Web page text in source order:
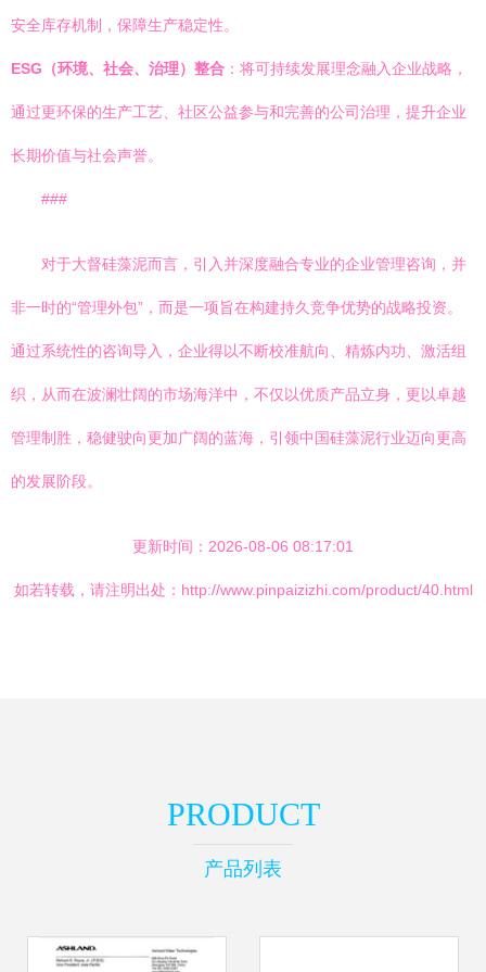
安全库存机制，保障生产稳定性。
ESG（环境、社会、治理）整合 ：将可持续发展理念融入企业战略，
通过更环保的生产工艺、社区公益参与和完善的公司治理，提升企业
长期价值与社会声誉。
###
对于大督硅藻泥而言，引入并深度融合专业的企业管理咨询，并
非一时的“管理外包”，而是一项旨在构建持久竞争优势的战略投资。
通过系统性的咨询导入，企业得以不断校准航向、精炼内功、激活组
织，从而在波澜壮阔的市场海洋中，不仅以优质产品立身，更以卓越
管理制胜，稳健驶向更加广阔的蓝海，引领中国硅藻泥行业迈向更高
的发展阶段。
更新时间：2026-08-06 08:17:01
如若转载，请注明出处：http://www.pinpaizizhi.com/product/40.html
PRODUCT
产品列表